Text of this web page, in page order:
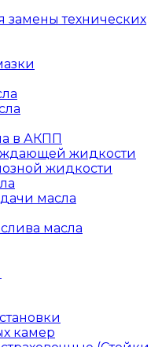
замены технических
в АКПП
жидкости
жидкости
масла
масла
камер